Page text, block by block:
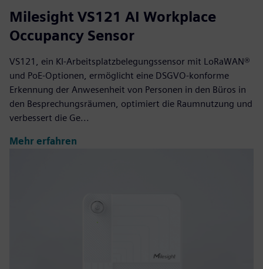
Milesight VS121 AI Workplace
Occupancy Sensor
VS121, ein KI-Arbeitsplatzbelegungssensor mit LoRaWAN®
und PoE-Optionen, ermöglicht eine DSGVO-konforme
Erkennung der Anwesenheit von Personen in den Büros in
den Besprechungsräumen, optimiert die Raumnutzung und
verbessert die Ge...
Mehr erfahren